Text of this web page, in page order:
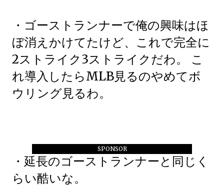
SPONSOR
・ゴーストランナーで俺の興味はほ
ぼ消えかけてたけど、これで完全に
2ストライク3ストライクだわ。 こ
れ導入したらMLB見るのやめてボ
ウリング見るわ。
・延長のゴーストランナーと同じく
らい酷いな。